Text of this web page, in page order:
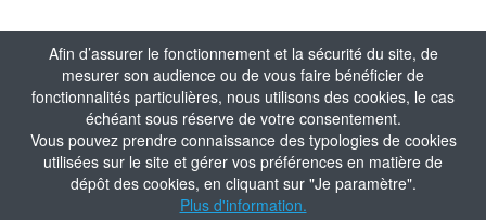
Afin d’assurer le fonctionnement et la sécurité du site, de
mesurer son audience ou de vous faire bénéficier de
fonctionnalités particulières, nous utilisons des cookies, le cas
échéant sous réserve de votre consentement.
Vous pouvez prendre connaissance des typologies de cookies
utilisées sur le site et gérer vos préférences en matière de
dépôt des cookies, en cliquant sur "Je paramètre".
Plus d'information.